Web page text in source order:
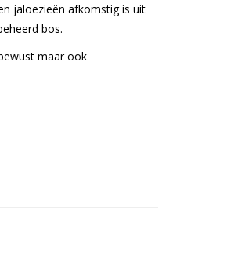
jaloezieën afkomstig is uit
bos.
maar ook